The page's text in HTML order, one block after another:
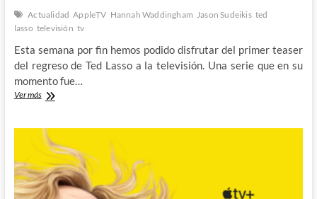
Actualidad AppleTV Hannah Waddingham Jason Sudeikis ted
lasso televisión tv
Esta semana por fin hemos podido disfrutar del primer teaser
del regreso de Ted Lasso a la televisión. Una serie que en su
momento fue…
Ver másPrimer
regreso
de
Lasso